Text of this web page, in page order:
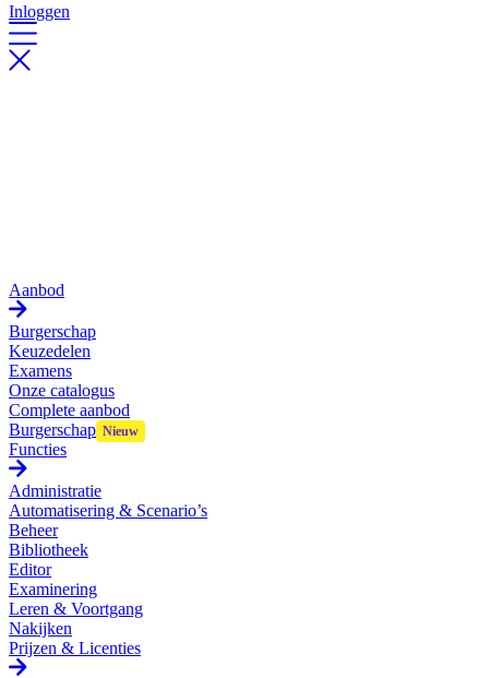
Inloggen
Aanbod
Burgerschap
Keuzedelen
Examens
Onze catalogus
Complete aanbod
Burgerschap
Functies
Administratie
Automatisering & Scenario’s
Beheer
Bibliotheek
Editor
Examinering
Leren & Voortgang
Nakijken
Prijzen & Licenties